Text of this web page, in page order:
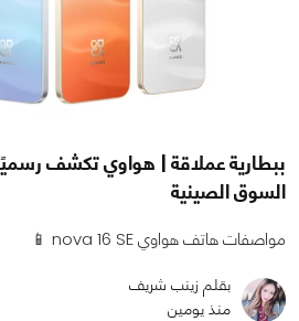
السوق الصينية
مواصفات هاتف هواوي nova 16 SE 📱
بقلم زينب شريف
منذ يومين